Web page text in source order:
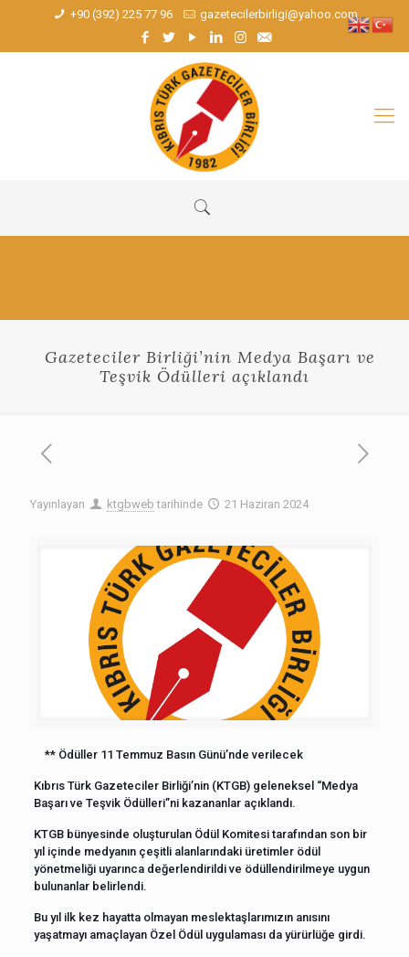
+90 (392) 225 77 96 gazetecilerbirligi@yahoo.com
Gazeteciler Birliği’nin Medya Başarı ve
Teşvik Ödülleri açıklandı
Yayınlayan ktgbweb tarihinde 21 Haziran 2024
** Ödüller 11 Temmuz Basın Günü’nde verilecek
Kıbrıs Türk Gazeteciler Birliği’nin (KTGB) geleneksel “Medya
Başarı ve Teşvik Ödülleri”ni kazananlar açıklandı.
KTGB bünyesinde oluşturulan Ödül Komitesi tarafından son bir
yıl içinde medyanın çeşitli alanlarındaki üretimler ödül
yönetmeliği uyarınca değerlendirildi ve ödüllendirilmeye uygun
bulunanlar belirlendi.
Bu yıl ilk kez hayatta olmayan meslektaşlarımızın anısını
yaşatmayı amaçlayan Özel Ödül uygulaması da yürürlüğe girdi.